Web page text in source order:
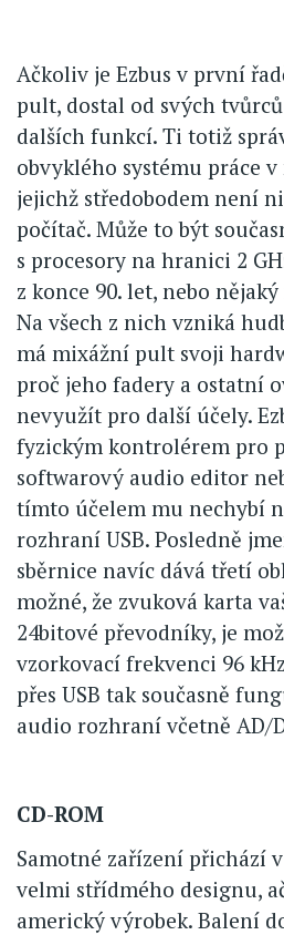
Ačkoliv je Ezbus v první
pult, dostal od svých
dalších funkcí. Ti totiž
obvyklého systému práce
jejichž středobodem není
počítač. Může to být
s procesory na hranici 2
z konce 90. let, nebo
Na všech z nich vzniká
má mixážní pult svoji
proč jeho fadery a ostatní
nevyužít pro další účely.
fyzickým kontrolérem pro
softwarový audio editor
tímto účelem mu nechybí
rozhraní USB. Posledně
sběrnice navíc dává třetí
možné, že zvuková karta
24bitové převodníky, je
vzorkovací frekvenci 96
přes USB tak současně
audio rozhraní včetně AD/
CD-ROM
Samotné zařízení přichází
velmi střídmého designu,
americký výrobek. Balení